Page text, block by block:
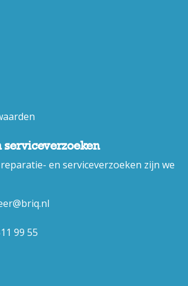
serviceverzoeken
en serviceverzoeken zijn we
99 55